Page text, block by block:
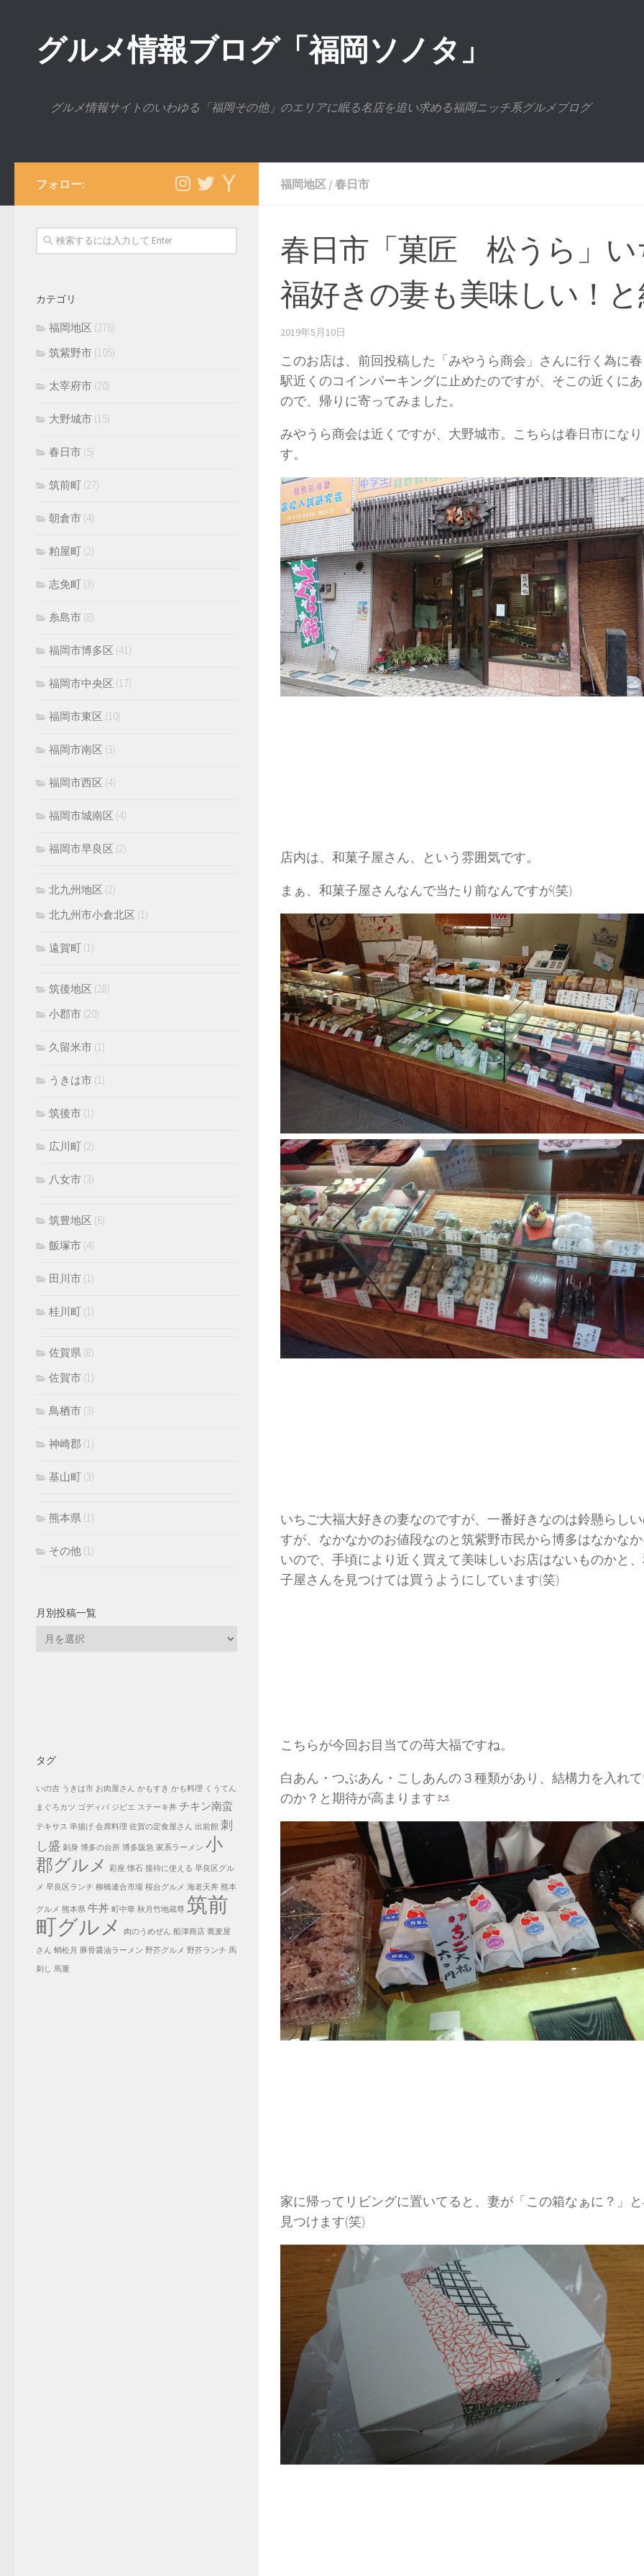
グルメ情報ブログ「福岡ソノタ」
グルメ情報サイトのいわゆる「福岡その他」のエリアに眠る名店を追い求める福岡ニッチ系グルメブログ
福岡地区 / 春日市
春日市「菓匠 松うら」い
福好きの妻も美味しい！
2019年5月10日
このお店は、前回投稿した「みやうら商会」さんに行く為に
駅近くのコインパーキングに止めたのですが、そこの近くに
ので、帰りに寄ってみました。
みやうら商会は近くですが、大野城市。こちらは春日市にな
す。
店内は、和菓子屋さん、という雰囲気です。
まぁ、和菓子屋さんなんで当たり前なんですが(笑)
いちご大福大好きの妻なのですが、一番好きなのは鈴懸らし
すが、なかなかのお値段なのと筑紫野市民から博多はなかな
いので、手頃により近く買えて美味しいお店はないものかと
子屋さんを見つけては買うようにしています(笑)
こちらが今回お目当ての苺大福ですね。
白あん・つぶあん・こしあんの３種類があり、結構力を入れ
のか？と期待が高まります
家に帰ってリビングに置いてると、妻が「この箱なぁに？」
見つけます(笑)
フォロー:
カテゴリ
福岡地区 (276)
筑紫野市 (105)
太宰府市 (20)
大野城市 (15)
春日市 (5)
筑前町 (27)
朝倉市 (4)
粕屋町 (2)
志免町 (3)
糸島市 (8)
福岡市博多区 (41)
福岡市中央区 (17)
福岡市東区 (10)
福岡市南区 (3)
福岡市西区 (4)
福岡市城南区 (4)
福岡市早良区 (2)
北九州地区 (2)
北九州市小倉北区 (1)
遠賀町 (1)
筑後地区 (28)
小郡市 (20)
久留米市 (1)
うきは市 (1)
筑後市 (1)
広川町 (2)
八女市 (3)
筑豊地区 (6)
飯塚市 (4)
田川市 (1)
桂川町 (1)
佐賀県 (8)
佐賀市 (1)
鳥栖市 (3)
神崎郡 (1)
基山町 (3)
熊本県 (1)
その他 (1)
月別投稿一覧
タグ
いの吉 うきは市 お肉屋さん かもすき かも料理 くうてん
まぐろカツ ゴディバ ジビエ ステーキ丼 チキン南蛮
テキサス 串揚げ 会席料理 佐賀の定食屋さん 出前館 刺
し盛 刺身 博多の台所 博多阪急 家系ラーメン 小
郡グルメ
彩座 懐石 接待に使える 早良区グル
メ 早良区ランチ 柳橋連合市場 桜台グルメ 海老天丼 熊本
グルメ 熊本県 牛丼 町中華 秋月竹地蔵尊 筑前
町グルメ
肉のうめぜん 船津商店 蕎麦屋
さん 蛸松月 豚骨醤油ラーメン 野芥グルメ 野芥ランチ 馬
刺し 馬重